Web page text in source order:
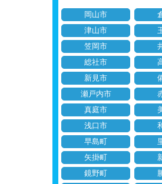
岡山市
津山市
笠岡市
総社市
新見市
瀬戸内市
真庭市
浅口市
早島町
矢掛町
鏡野町